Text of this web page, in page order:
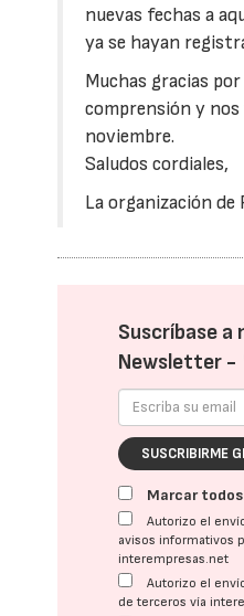
nuevas fechas a
ya se hayan
Muchas gracias
comprensión y nos
noviembre.
Saludos cordiales,
La organización
Suscríbase a
Newsletter -
SUSCRIBIRME
Marcar todos
Autorizo el
avisos informativos
interempresas.net
Autorizo el
de terceros vía